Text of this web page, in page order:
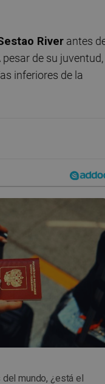
River antes
de su juventud,
inferiores de la
mundo, ¿está el